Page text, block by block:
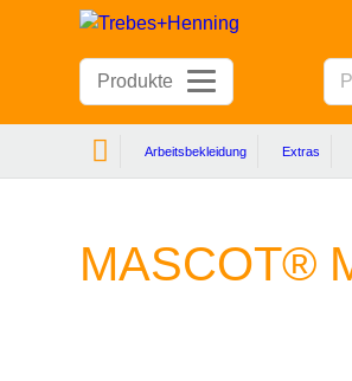
Produkte
Arbeitsbekleidung Extras
MASCOT®